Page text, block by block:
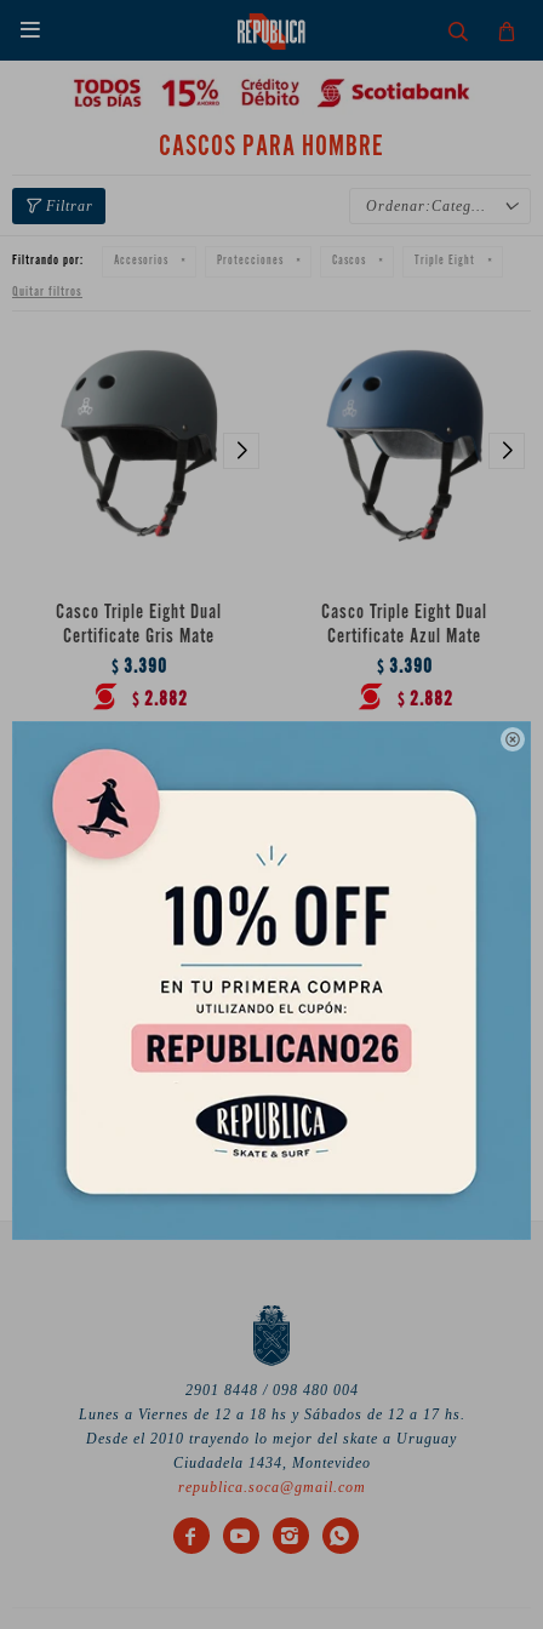


CASCOS PARA HOMBRE
Categoría
Filtrando por: Accesorios Protecciones Cascos Triple Eight
Quitar filtros
Casco Triple Eight Dual
Certificate Gris Mate
$ 3.390
$ 2.882
Casco Triple Eight Dual
Certificate Azul Mate
$ 3.390
$ 2.882
Casco Triple Eight Dual
Certificate Verde
2901 8448 / 098 480 004
Lunes a Viernes de 12 a 18 hs y Sábados de 12 a 17 hs.
Desde el 2010 trayendo lo mejor del skate a Uruguay
Ciudadela 1434, Montevideo
republica.soca@gmail.com
   